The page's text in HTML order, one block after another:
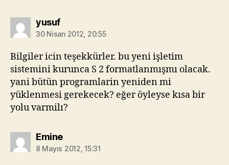
yusufdiyorki:
30 Nisan 2012, 20:55
Bilgiler icin teşekkürler. bu yeni işletim
sistemini kurunca S 2 formatlanmışmı olacak.
yani bütün programlarin yeniden mi
yüklenmesi gerekecek? eğer öyleyse kısa bir
yolu varmilı?
Eminediyorki:
8 Mayıs 2012, 15:31